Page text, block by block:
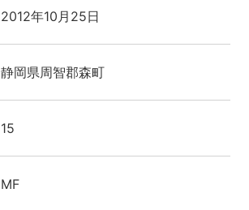
2012年10月25日
静岡県周智郡森町
15
MF